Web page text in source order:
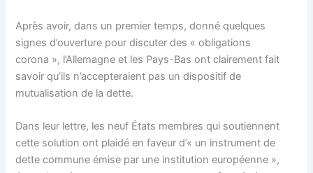
Après avoir, dans un premier temps, donné quelques
signes d’ouverture pour discuter des « obligations
corona », l’Allemagne et les Pays-Bas ont clairement fait
savoir qu’ils n’accepteraient pas un dispositif de
mutualisation de la dette.
Dans leur lettre, les neuf États membres qui soutiennent
cette solution ont plaidé en faveur d’« un instrument de
dette commune émise par une institution européenne »,